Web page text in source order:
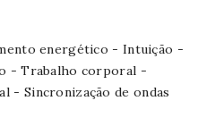
energético - Intuição -
- Trabalho corporal -
- Sincronização de ondas